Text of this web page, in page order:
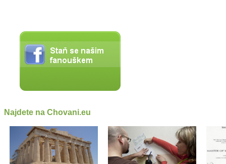
Najdete na Chovani.eu